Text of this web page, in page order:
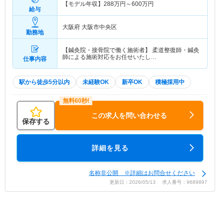
給与
【モデル年収】 288万円～600万円
勤務地
大阪府 大阪市中央区
仕事内容
【鍼灸院・接骨院で働く施術者】 柔道整復師・鍼灸
師による施術対応をお任せいたし…
駅から徒歩5分以内 未経験OK 新卒OK 積極採用中
保存する
この求人を問い合わせる
詳細を見る
名称非公開 ※詳細はお問合せください
更新日：2026/05/13 求人番号：9689897